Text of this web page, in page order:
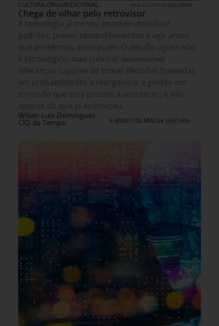
CULTURA ORGANIZACIONAL 8 DE AGOSTO DE 2026 08H00
Chega de olhar pelo retrovisor
A tecnologia já tornou possível identificar
padrões, prever comportamentos e agir antes
que problemas aconteçam. O desafio agora não
é tecnológico, mas cultural: desenvolver
lideranças capazes de tomar decisões baseadas
em probabilidades e reorganizar a gestão em
torno do que está prestes a acontecer, e não
apenas do que já aconteceu.
Wilian Luis Domingues -
CIO da Tempo 6 MINUTOS MIN DE LEITURA